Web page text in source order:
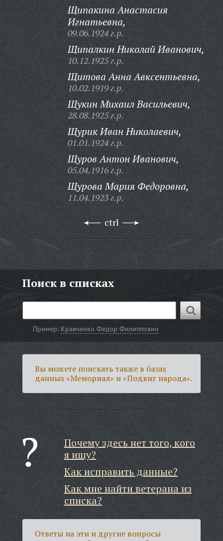
Щипакина Анастасия
Игнатьевна,
09.06.1924 г.р.
Щипалкин Николай Иванович,
10.12.1925 г.р.
Щитова Анна Авксентьевна,
10.02.1919 г.р.
Щукин Михаил Васильевич,
28.08.1925 г.р.
Щурик Иван Николаевич,
01.01.1924 г.р.
Щуров Антон Иванович,
05.04.1916 г.р.
Щурова Мария Федоровна,
11.04.1923 г.р.
ctrl
Поиск в списках
Пример: Кравченко Федор Филиппович
Вы можете поискать также в базах
данных «Мемориал» и «Подвиг народа».
Почему здесь нет того, кого
я ищу?
Как исправить данные?
Как мне найти ветерана из
списка?
Ответы на эти и другие вопросы